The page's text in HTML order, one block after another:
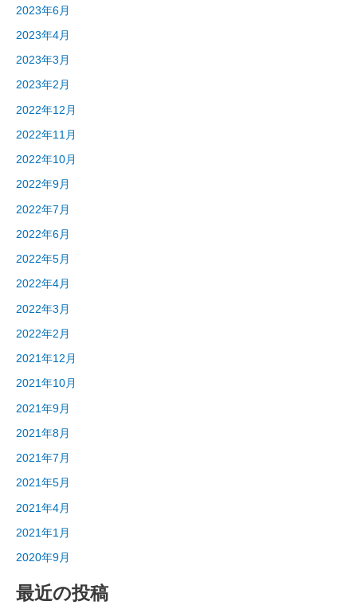
2023年6月
2023年4月
2023年3月
2023年2月
2022年12月
2022年11月
2022年10月
2022年9月
2022年7月
2022年6月
2022年5月
2022年4月
2022年3月
2022年2月
2021年12月
2021年10月
2021年9月
2021年8月
2021年7月
2021年5月
2021年4月
2021年1月
2020年9月
最近の投稿